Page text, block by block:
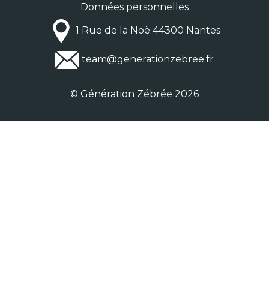
Données personnelles
1 Rue de la Noë 44300 Nantes
team@generationzebree.fr
© Génération Zébrée 2026